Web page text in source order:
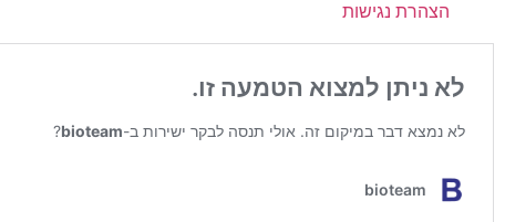
הצהרת נגישות